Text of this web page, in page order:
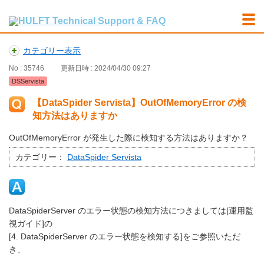
カテゴリー表示
No : 35746 更新日時 : 2024/04/30 09:27
DSServista
【DataSpider Servista】OutOfMemoryError の検
知方法はありますか
OutOfMemoryError が発生した際に検知する方法はありますか？
カテゴリー： DataSpider Servista
DataSpiderServer のエラー状態の検知方法につきましては[運用監
視ガイド]の
[4. DataSpiderServer のエラー状態を検知する]をご参照いただ
き、